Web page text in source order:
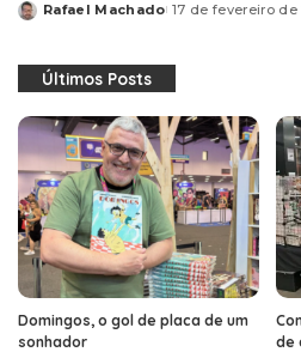
Posted
Rafael Machado 17 de fevereiro de
Últimos Posts
Domingos, o gol de placa de um
sonhador
de